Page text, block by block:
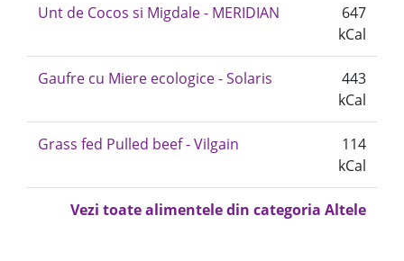
Unt de Cocos si Migdale - MERIDIAN
647
kCal
Gaufre cu Miere ecologice - Solaris
443
kCal
Grass fed Pulled beef - Vilgain
114
kCal
Vezi toate alimentele din categoria Altele